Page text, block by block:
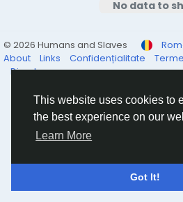
This website uses cookies to
the best experience on our
Learn More
Got It!
No data to
© 2026 Humans and Slaves
About
Links Confidențialitate
Director